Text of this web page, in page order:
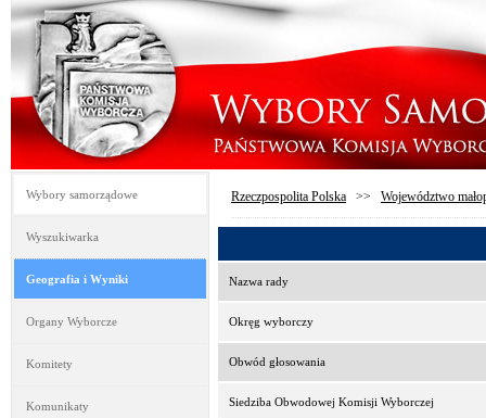
Wybory samorządowe
Wyszukiwarka
Geografia i Wyniki
Organy Wyborcze
Komitety
Komunikaty
Rzeczpospolita Polska >> Województwo
Nazwa rady
Okręg wyborczy
Obwód głosowania
Siedziba Obwodowej Komisji Wyborczej